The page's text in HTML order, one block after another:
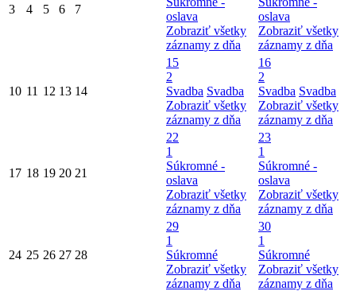
3 4 5 6 7
oslava
Zobraziť všetky
záznamy z dňa
oslava
Zobraziť všetky
záznamy z dňa
10 11 12 13 14
15
2
Svadba Svadba
Zobraziť všetky
záznamy z dňa
16
2
Svadba Svadba
Zobraziť všetky
záznamy z dňa
17 18 19 20 21
22
1
Súkromné -
oslava
Zobraziť všetky
záznamy z dňa
23
1
Súkromné -
oslava
Zobraziť všetky
záznamy z dňa
24 25 26 27 28
29
1
Súkromné
Zobraziť všetky
záznamy z dňa
30
1
Súkromné
Zobraziť všetky
záznamy z dňa